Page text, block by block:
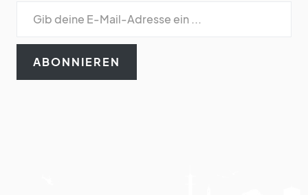
ABONNIEREN